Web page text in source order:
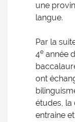
une
langue.
Par la
4e année
ont
études, la
entraine